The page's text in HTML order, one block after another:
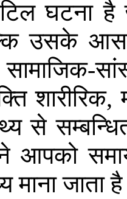
घटना है
उसके आस
सामाजिक-
शारीरिक,
से
आपको
माना जाता